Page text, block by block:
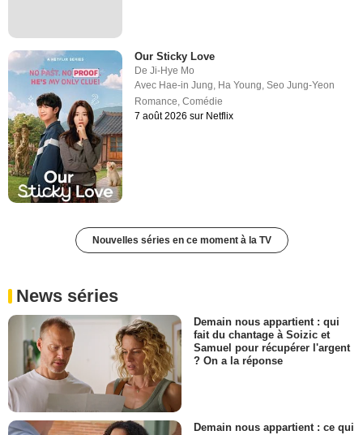
Our Sticky Love
DeJi-Hye Mo
Avec Hae-in Jung Ha Young ,Seo Jung-Yeon
Romance ,Comédie
7 août 2026 sur Netflix
Nouvelles séries en ce moment à la TV
News séries
Demain nous appartient : qui
fait du chantage à Soizic et
Samuel pour récupérer l'argent
? On a la réponse
Demain nous appartient : ce qui